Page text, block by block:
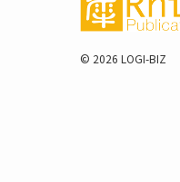
© 2026 LOGI-BIZ